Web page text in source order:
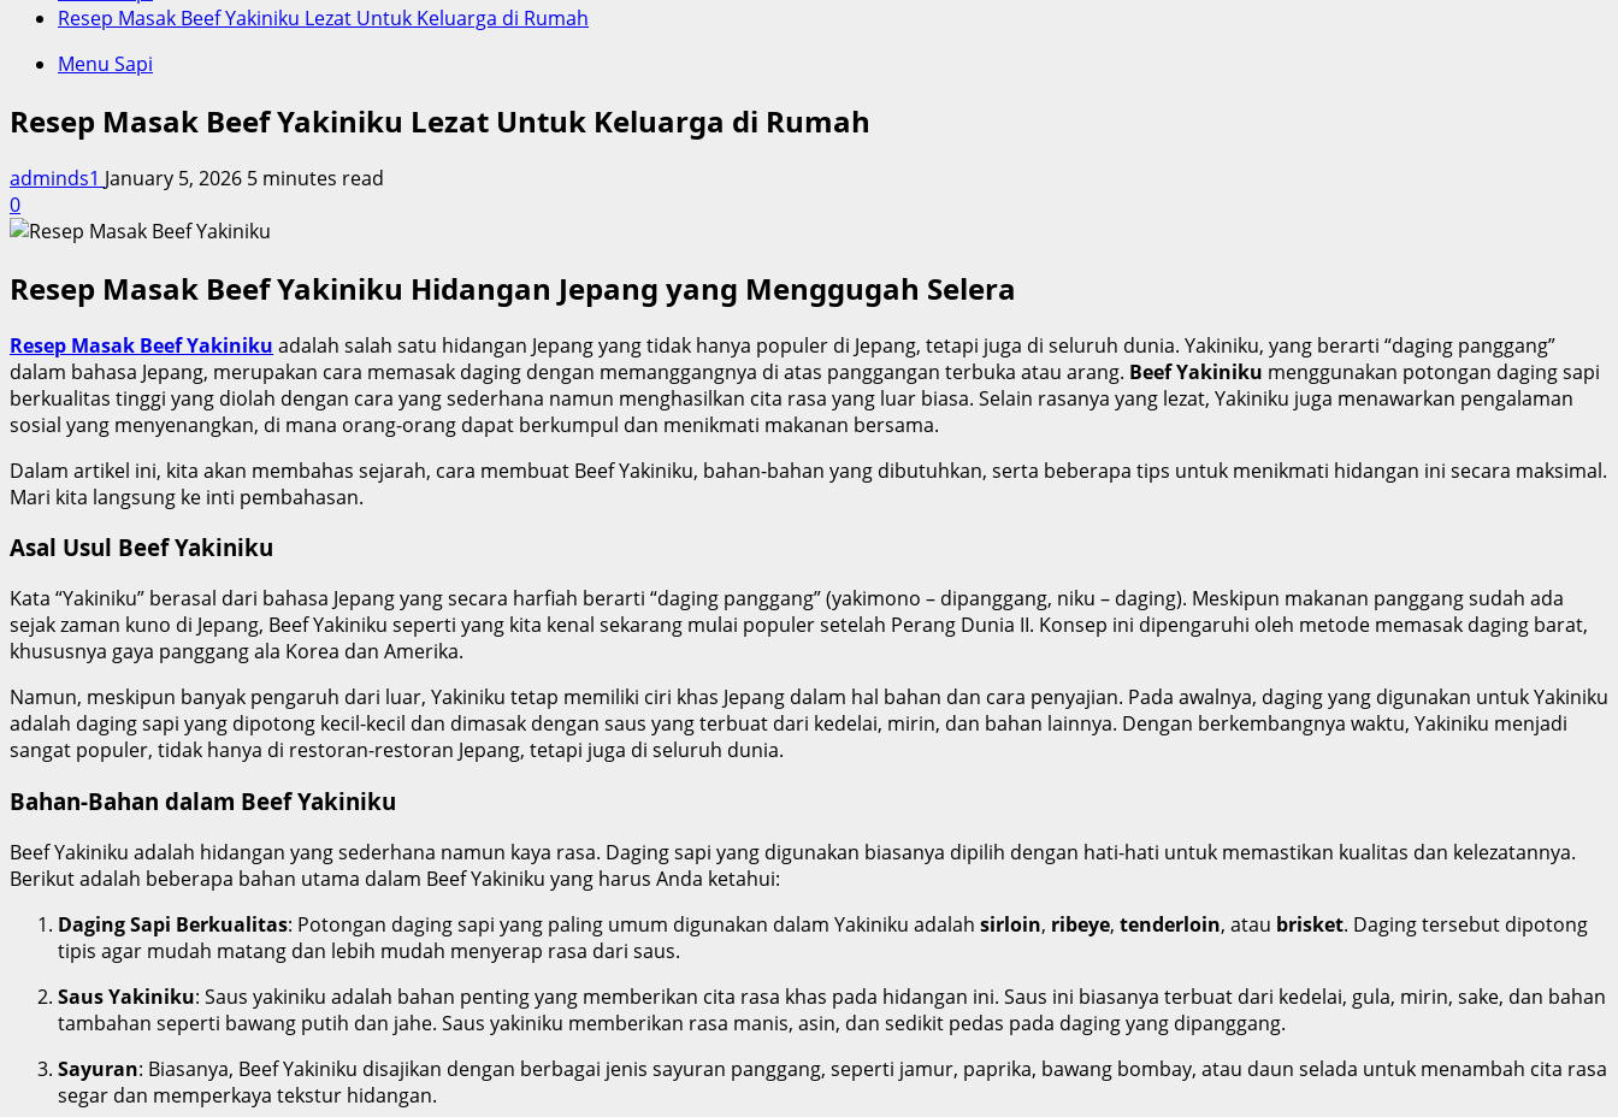
Resep Masak Beef Yakiniku Lezat Untuk Keluarga di Rumah
Menu Sapi
Resep Masak Beef Yakiniku Lezat Untuk Keluarga di Rumah
adminds1 January 5, 2026 5 minutes read
0
Resep Masak Beef Yakiniku Hidangan Jepang yang Menggugah Selera
Resep Masak Beef Yakiniku adalah salah satu hidangan Jepang yang tidak hanya populer di Jepang, tetapi juga di seluruh dunia. Yakiniku, yang berarti “daging panggang”
dalam bahasa Jepang, merupakan cara memasak daging dengan memanggangnya di atas panggangan terbuka atau arang. Beef Yakiniku menggunakan potongan daging sapi
berkualitas tinggi yang diolah dengan cara yang sederhana namun menghasilkan cita rasa yang luar biasa. Selain rasanya yang lezat, Yakiniku juga menawarkan pengalaman
sosial yang menyenangkan, di mana orang-orang dapat berkumpul dan menikmati makanan bersama.
Dalam artikel ini, kita akan membahas sejarah, cara membuat Beef Yakiniku, bahan-bahan yang dibutuhkan, serta beberapa tips untuk menikmati hidangan ini secara maksimal.
Mari kita langsung ke inti pembahasan.
Asal Usul Beef Yakiniku
Kata “Yakiniku” berasal dari bahasa Jepang yang secara harfiah berarti “daging panggang” (yakimono – dipanggang, niku – daging). Meskipun makanan panggang sudah ada
sejak zaman kuno di Jepang, Beef Yakiniku seperti yang kita kenal sekarang mulai populer setelah Perang Dunia II. Konsep ini dipengaruhi oleh metode memasak daging barat,
khususnya gaya panggang ala Korea dan Amerika.
Namun, meskipun banyak pengaruh dari luar, Yakiniku tetap memiliki ciri khas Jepang dalam hal bahan dan cara penyajian. Pada awalnya, daging yang digunakan untuk Yakiniku
adalah daging sapi yang dipotong kecil-kecil dan dimasak dengan saus yang terbuat dari kedelai, mirin, dan bahan lainnya. Dengan berkembangnya waktu, Yakiniku menjadi
sangat populer, tidak hanya di restoran-restoran Jepang, tetapi juga di seluruh dunia.
Bahan-Bahan dalam Beef Yakiniku
Beef Yakiniku adalah hidangan yang sederhana namun kaya rasa. Daging sapi yang digunakan biasanya dipilih dengan hati-hati untuk memastikan kualitas dan kelezatannya.
Berikut adalah beberapa bahan utama dalam Beef Yakiniku yang harus Anda ketahui:
Daging Sapi Berkualitas: Potongan daging sapi yang paling umum digunakan dalam Yakiniku adalah sirloin, ribeye, tenderloin, atau brisket. Daging tersebut dipotong
tipis agar mudah matang dan lebih mudah menyerap rasa dari saus.
Saus Yakiniku: Saus yakiniku adalah bahan penting yang memberikan cita rasa khas pada hidangan ini. Saus ini biasanya terbuat dari kedelai, gula, mirin, sake, dan bahan
tambahan seperti bawang putih dan jahe. Saus yakiniku memberikan rasa manis, asin, dan sedikit pedas pada daging yang dipanggang.
Sayuran: Biasanya, Beef Yakiniku disajikan dengan berbagai jenis sayuran panggang, seperti jamur, paprika, bawang bombay, atau daun selada untuk menambah cita rasa
segar dan memperkaya tekstur hidangan.